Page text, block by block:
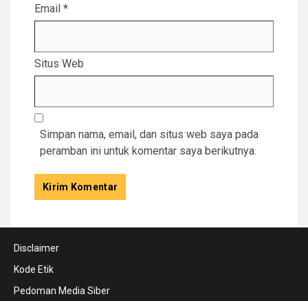
Email *
Situs Web
Simpan nama, email, dan situs web saya pada
peramban ini untuk komentar saya berikutnya.
Disclaimer
Kode Etik
Pedoman Media Siber